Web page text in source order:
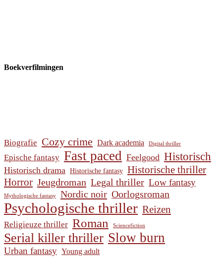
Boekverfilmingen
Biografie Cozy crime Dark academia Digital thriller
Epische fantasy Fast paced Feelgood Historisch
Historisch drama Historische fantasy Historische thriller
Horror Jeugdroman Legal thriller Low fantasy
Mythologische fantasy Nordic noir Oorlogsroman
Psychologische thriller Reizen
Religieuze thriller Roman Sciencefiction
Serial killer thriller Slow burn
Urban fantasy Young adult